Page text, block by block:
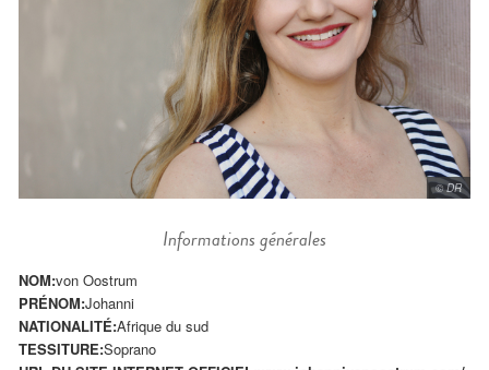
© DR
Informations générales
NOM:von Oostrum
PRÉNOM:Johanni
NATIONALITÉ:Afrique du sud
TESSITURE:Soprano